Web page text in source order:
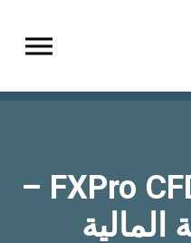
مراجعة منصة FXPro CFD –
المالية